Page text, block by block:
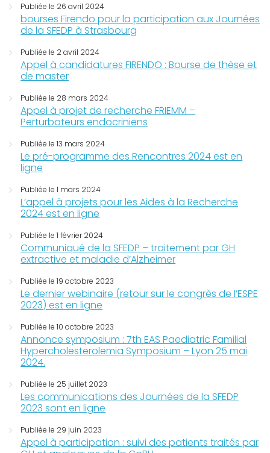
Publiée le 26 avril 2024
bourses Firendo pour la participation aux Journées
de la SFEDP à Strasbourg
Publiée le 2 avril 2024
Appel à candidatures FIRENDO : Bourse de thèse et
de master
Publiée le 28 mars 2024
Appel à projet de recherche FRIEMM –
Perturbateurs endocriniens
Publiée le 13 mars 2024
Le pré-programme des Rencontres 2024 est en
ligne
Publiée le 1 mars 2024
L’appel à projets pour les Aides à la Recherche
2024 est en ligne
Publiée le 1 février 2024
Communiqué de la SFEDP – traitement par GH
extractive et maladie d’Alzheimer
Publiée le 19 octobre 2023
Le dernier webinaire (retour sur le congrès de l’ESPE
2023) est en ligne
Publiée le 10 octobre 2023
Annonce symposium : 7th EAS Paediatric Familial
Hypercholesterolemia Symposium – Lyon 25 mai
2024.
Publiée le 25 juillet 2023
Les communications des Journées de la SFEDP
2023 sont en ligne
Publiée le 29 juin 2023
Appel à participation : suivi des patients traités par